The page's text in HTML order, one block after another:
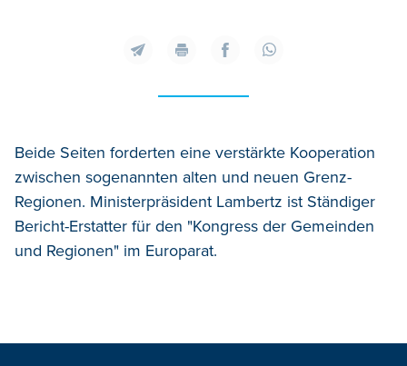
Beide Seiten forderten eine verstärkte Kooperation
zwischen sogenannten alten und neuen Grenz-
Regionen. Ministerpräsident Lambertz ist Ständiger
Bericht-Erstatter für den "Kongress der Gemeinden
und Regionen" im Europarat.